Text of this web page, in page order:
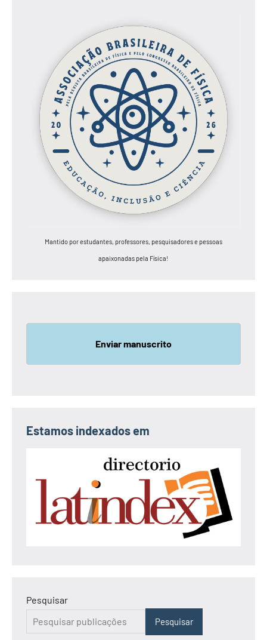
Mantido por estudantes, professores, pesquisadores e pessoas
apaixonadas pela Física!
Enviar manuscrito
Estamos indexados em
Pesquisar
Pesquisar